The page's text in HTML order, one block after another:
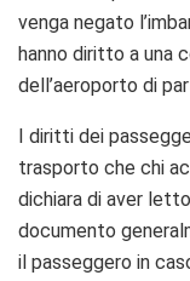
venga negato
hanno diritto a una
dell’aeroporto di
I diritti dei
trasporto che chi
dichiara di aver
documento
il passeggero in